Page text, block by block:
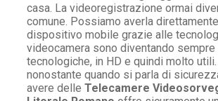
casa. La videoregistrazione ormai
comune. Possiamo averla
dispositivo mobile grazie alle
videocamera sono diventando sempre
tecnologiche, in HD e quindi molto utili.
nonostante quando si parla di
avere delle Telecamere